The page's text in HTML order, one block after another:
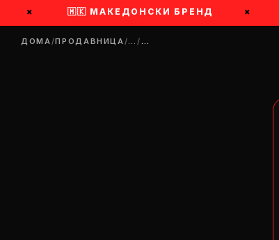
🇲🇰 МАКЕДОНСКИ БРЕНД
ДОМА/ПРОДАВНИЦА/…/…